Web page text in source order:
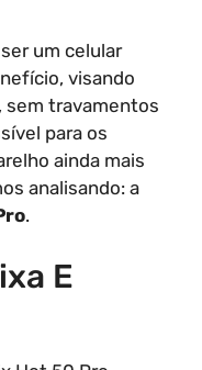
um celular
visando
sem travamentos
para os
ainda mais
analisando: a
.
E